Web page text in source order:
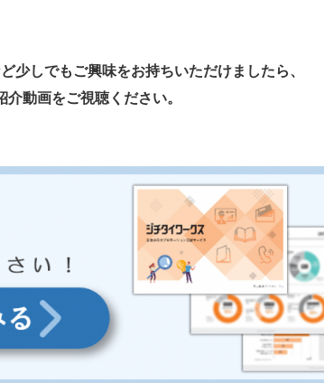
少しでもご興味をお持ちいただけましたら、
介動画をご視聴ください。